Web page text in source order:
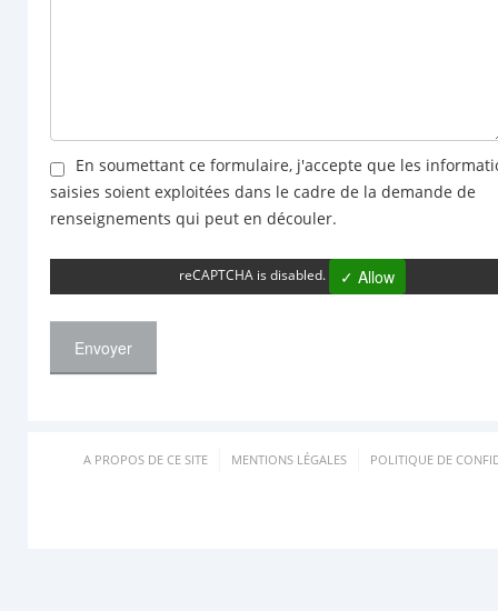
En soumettant ce formulaire, j'accepte que les
saisies soient exploitées dans le cadre de la demande de
renseignements qui peut en découler.
reCAPTCHA is disabled. ✓ Allow
Envoyer
A PROPOS DE CE SITE MENTIONS LÉGALES POLITIQUE DE